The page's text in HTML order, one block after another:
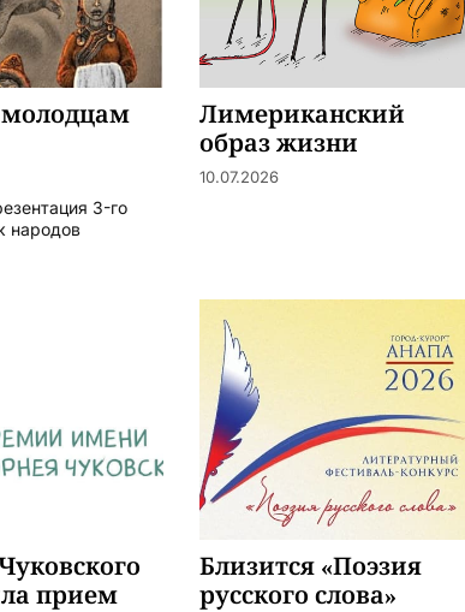
3-го
народов
Лимериканский
образ жизни
10.07.2026
прием
Близится «Поэзия
русского слова»